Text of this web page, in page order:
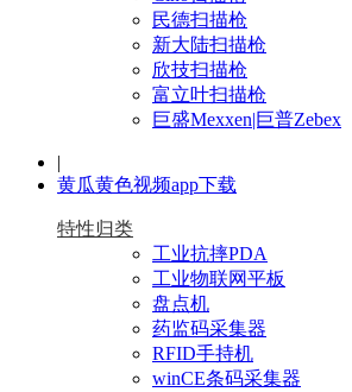
民德扫描枪
新大陆扫描枪
欣技扫描枪
富立叶扫描枪
巨盛Mexxen|巨普Zebex
|
黄瓜黄色视频app下载
特性归类
工业抗摔PDA
工业物联网平板
盘点机
药监码采集器
RFID手持机
winCE条码采集器